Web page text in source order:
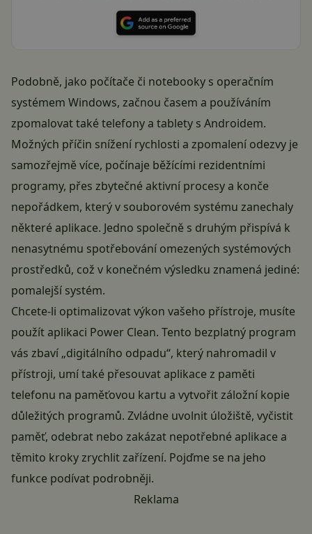
Podobně, jako počítače či notebooky s operačním
systémem Windows, začnou časem a používáním
zpomalovat také telefony a tablety s Androidem.
Možných příčin snížení rychlosti a zpomalení odezvy je
samozřejmě více, počínaje běžícími rezidentními
programy, přes zbytečné aktivní procesy a konče
nepořádkem, který v souborovém systému zanechaly
některé aplikace. Jedno společně s druhým přispívá k
nenasytnému spotřebování omezených systémových
prostředků, což v konečném výsledku znamená jediné:
pomalejší systém.
Chcete-li optimalizovat výkon vašeho přístroje, musíte
použít aplikaci Power Clean. Tento bezplatný program
vás zbaví „digitálního odpadu“, který nahromadil v
přístroji, umí také přesouvat aplikace z paměti
telefonu na paměťovou kartu a vytvořit záložní kopie
důležitých programů. Zvládne uvolnit úložiště, vyčistit
paměť, odebrat nebo zakázat nepotřebné aplikace a
těmito kroky zrychlit zařízení. Pojďme se na jeho
funkce podívat podrobněji.
Reklama